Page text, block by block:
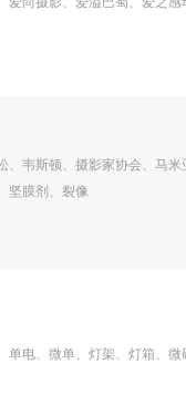
、韦斯顿、摄影家协会、马
坚膜剂、裂像
单电、微单、灯架、灯箱、